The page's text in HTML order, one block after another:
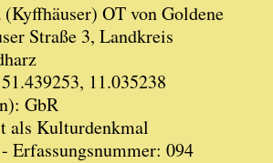
OT von Goldene
Straße 3, Landkreis
11.035238
GbR
als Kulturdenkmal
Erfassungsnummer: 094